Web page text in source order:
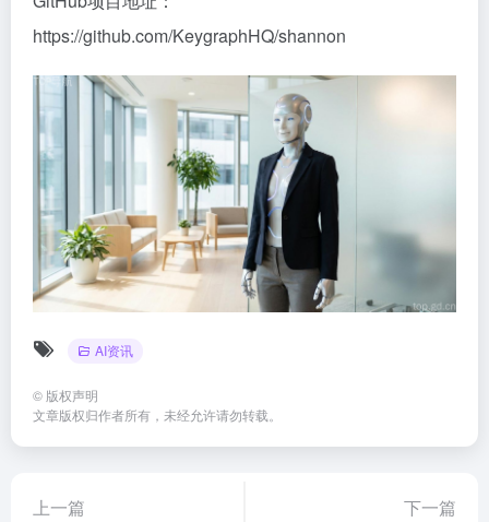
https://github.com/KeygraphHQ/shannon
AI资讯
© 版权声明
文章版权归作者所有，未经允许请勿转载。
上一篇 下一篇